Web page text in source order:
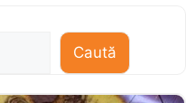
Caută